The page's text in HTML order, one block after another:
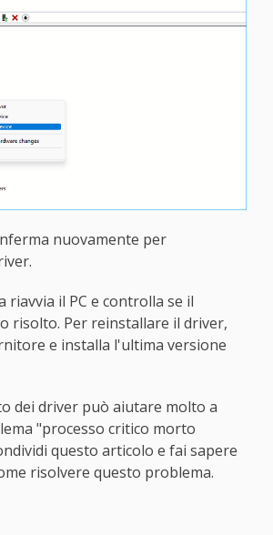
nuovamente per
riavvia il PC e controlla se il
risolto. Per reinstallare il driver,
e installa l'ultima versione
dei driver può aiutare molto a
"processo critico morto
questo articolo e fai sapere
risolvere questo problema.